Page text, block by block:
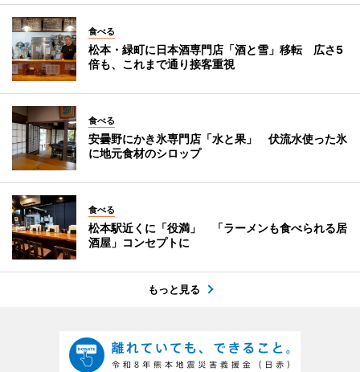
食べる
松本・緑町に日本酒専門店「酒と雪」移転 広さ5
倍も、これまで通り接客重視
食べる
安曇野にかき氷専門店「水と果」 伏流水使った氷
に地元食材のシロップ
食べる
松本駅近くに「役満」 「ラーメンも食べられる居
酒屋」コンセプトに
もっと見る